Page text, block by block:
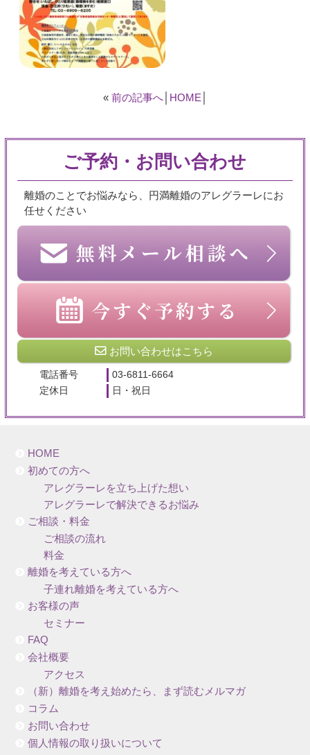
« 前の記事へ│ HOME
ご予約・お問い合わせ
離婚のことでお悩みなら、円満離婚のアレグラーレにお
任せください
お問い合わせはこちら
電話番号
03-6811-6664
定休日
日・祝日
HOME
初めての方へ
アレグラーレを立ち上げた想い
アレグラーレで解決できるお悩み
ご相談・料金
ご相談の流れ
料金
離婚を考えている方へ
子連れ離婚を考えている方へ
お客様の声
セミナー
FAQ
会社概要
アクセス
（新）離婚を考え始めたら、まず読むメルマガ
コラム
お問い合わせ
個人情報の取り扱いについて